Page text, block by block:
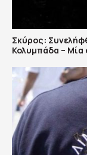
Σκύρος:
Κολυμπάδα – Μία